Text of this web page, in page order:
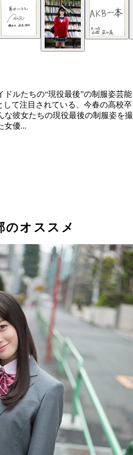
ドルたちの“現役最後”の制服姿芸能
して注目されている、今春の高校卒
な彼女たちの現役最後の制服姿を撮
女優...
のオススメ